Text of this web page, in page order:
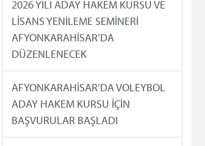
2026 YILI ADAY HAKEM KURSU VE
LİSANS YENİLEME SEMİNERİ
AFYONKARAHİSAR’DA
DÜZENLENECEK
AFYONKARAHİSAR’DA VOLEYBOL
ADAY HAKEM KURSU İÇİN
BAŞVURULAR BAŞLADI